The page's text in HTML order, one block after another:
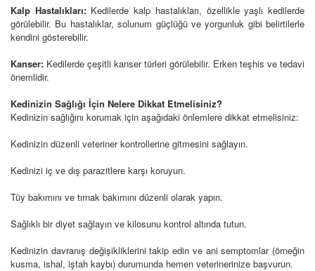
Kalp Hastalıkları:Kedilerde kalp hastalıkları, özellikle yaşlı kedilerde
görülebilir. Bu hastalıklar, solunum güçlüğü ve yorgunluk gibi belirtilerle
kendini gösterebilir.
Kanser: Kedilerde çeşitli kanser türleri görülebilir. Erken teşhis ve tedavi
önemlidir.
Kedinizin Sağlığı İçin Nelere Dikkat Etmelisiniz?
Kedinizin sağlığını korumak için aşağıdaki önlemlere dikkat etmelisiniz:
Kedinizin düzenli veteriner kontrollerine gitmesini sağlayın.
Kedinizi iç ve dış parazitlere karşı koruyun.
Tüy bakımını ve tırnak bakımını düzenli olarak yapın.
Sağlıklı bir diyet sağlayın ve kilosunu kontrol altında tutun.
Kedinizin davranış değişikliklerini takip edin ve ani semptomlar (örneğin
kusma, ishal, iştah kaybı) durumunda hemen veterinerinize başvurun.